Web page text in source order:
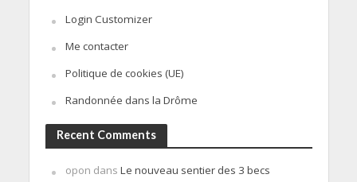
Login Customizer
Me contacter
Politique de cookies (UE)
Randonnée dans la Drôme
Recent Comments
opon dans Le nouveau sentier des 3 becs